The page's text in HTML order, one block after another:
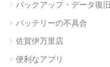
バックアップ・データ復旧
バッテリーの不具合
佐賀伊万里店
便利なアプリ